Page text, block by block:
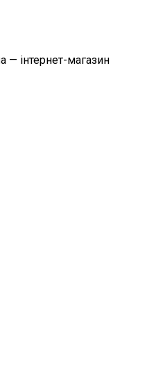
— інтернет-магазин